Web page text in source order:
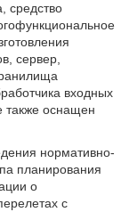
средство
сервер,
входных
также оснащен
нормативно-
планирования
о
с